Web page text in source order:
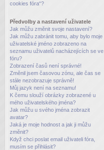
cookies fóra“?
Předvolby a nastavení uživatele
Jak můžu změnit svoje nastavení?
Jak můžu zabránit tomu, aby bylo moje
uživatelské jméno zobrazeno na
seznamu uživatelů nacházejících se ve
fóru?
Zobrazení časů není správné!
Změnil jsem časovou zónu, ale čas se
stále nezobrazuje správně!
Můj jazyk není na seznamu!
K čemu slouží obrázky zobrazené u
mého uživatelského jména?
Jak můžu u svého jména zobrazit
avatar?
Jaká je moje hodnost a jak ji můžu
změnit?
Když chci poslat email uživateli fóra,
musím se přihlásit?